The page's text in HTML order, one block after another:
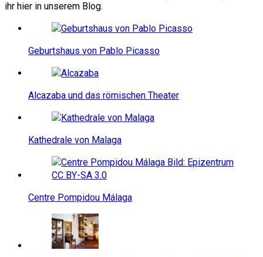
ihr hier in unserem Blog.
Geburtshaus von Pablo Picasso
Alcazaba und das römischen Theater
Kathedrale von Malaga
Centre Pompidou Málaga